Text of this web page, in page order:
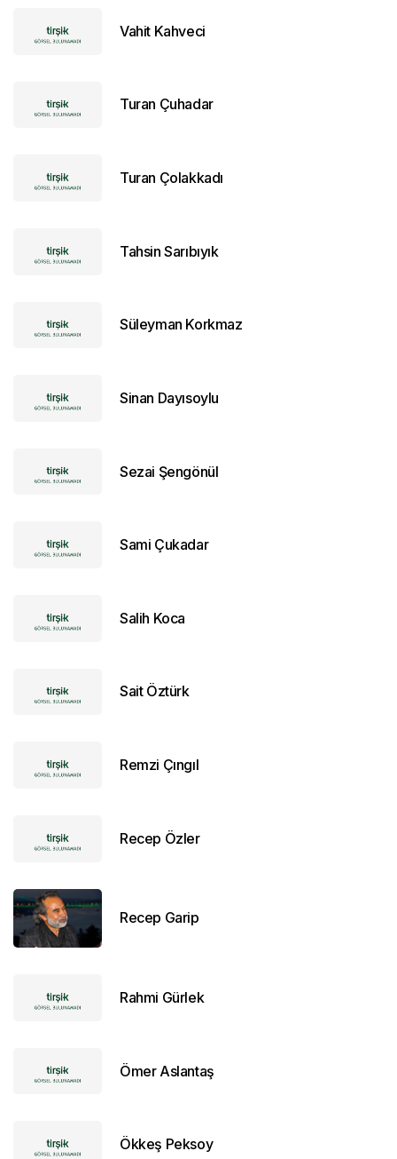
Vahit Kahveci
Turan Çuhadar
Turan Çolakkadı
Tahsin Sarıbıyık
Süleyman Korkmaz
Sinan Dayısoylu
Sezai Şengönül
Sami Çukadar
Salih Koca
Sait Öztürk
Remzi Çıngıl
Recep Özler
Recep Garip
Rahmi Gürlek
Ömer Aslantaş
Ökkeş Peksoy